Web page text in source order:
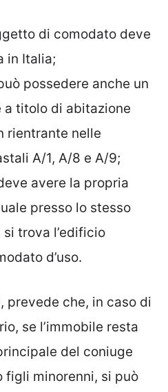
di comodato deve
in Italia;
possedere anche un
a titolo di abitazione
rientrante nelle
A/1, A/8 e A/9;
avere la propria
presso lo stesso
trova l’edificio
d’uso.
prevede che, in caso di
se l’immobile resta
del coniuge
figli minorenni, si può